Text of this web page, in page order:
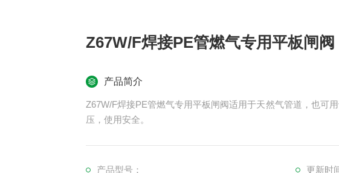
Z67W/F焊接PE管燃气专用平板闸阀
产品简介
Z67W/F焊接PE管燃气专用平板闸阀适用于天然气管道，也可
压，使用安全。
产品型号： 更新时